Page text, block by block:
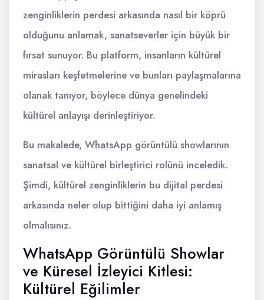
zenginliklerin perdesi arkasında nasıl bir köprü
olduğunu anlamak, sanatseverler için büyük bir
fırsat sunuyor. Bu platform, insanların kültürel
mirasları keşfetmelerine ve bunları paylaşmalarına
olanak tanıyor, böylece dünya genelindeki
kültürel anlayışı derinleştiriyor.
Bu makalede, WhatsApp görüntülü showlarının
sanatsal ve kültürel birleştirici rolünü inceledik.
Şimdi, kültürel zenginliklerin bu dijital perdesi
arkasında neler olup bittiğini daha iyi anlamış
olmalısınız.
WhatsApp Görüntülü Showlar
ve Küresel İzleyici Kitlesi:
Kültürel Eğilimler